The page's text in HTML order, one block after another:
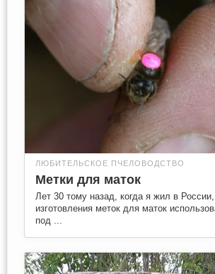
ЛЮБИТЕЛЬСКОЕ ПЧЕЛОВОДСТВО
Метки для маток
Лет 30 тому назад, когда я жил в
изготовления меток для маток
под ...